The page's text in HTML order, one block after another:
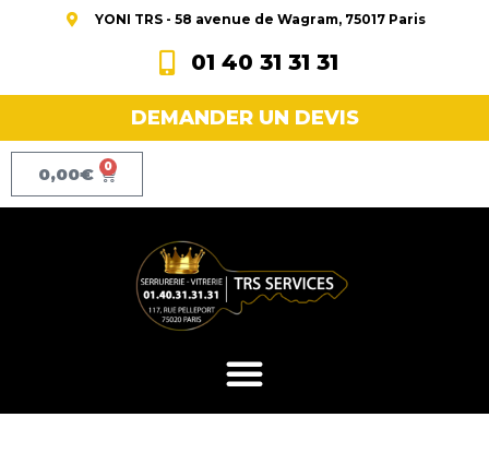
YONI TRS - 58 avenue de Wagram, 75017 Paris
01 40 31 31 31
DEMANDER UN DEVIS
0,00€ 0